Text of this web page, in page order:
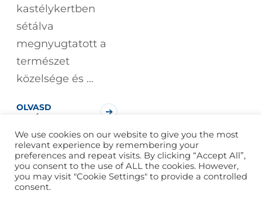
kastélykertben
sétálva
megnyugtatott a
természet
közelsége és …
OLVASD
TOVÁBB!
We use cookies on our website to give you the most
relevant experience by remembering your
preferences and repeat visits. By clicking “Accept All”,
you consent to the use of ALL the cookies. However,
you may visit "Cookie Settings" to provide a controlled
consent.